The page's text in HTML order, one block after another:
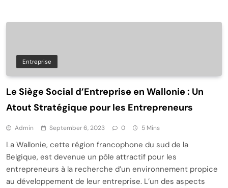
Entreprise
Le Siège Social d’Entreprise en Wallonie : Un
Atout Stratégique pour les Entrepreneurs
Admin September 6, 2023 0 5 Mins
La Wallonie, cette région francophone du sud de la
Belgique, est devenue un pôle attractif pour les
entrepreneurs à la recherche d’un environnement propice
au développement de leur entreprise. L’un des aspects